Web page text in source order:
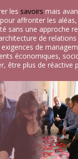
les savoirs mais
affronter les aléas,
sans une approche
de
de
économiques,
être plus de